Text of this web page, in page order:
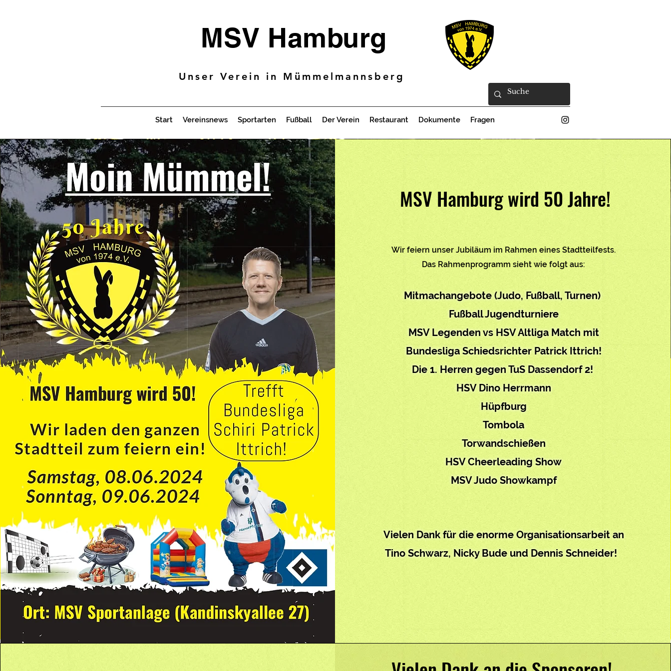
MSV Hamburg
Unser Verein in Mümmelmannsberg
Start Vereinsnews Sportarten Fußball Der Verein Restaurant Dokumente Fragen
MSV Hamburg wird 50 Jahre!
Wir feiern unser Jubiläum im Rahmen eines Stadtteilfests.
Das Rahmenprogramm sieht wie folgt aus:
Mitmachangebote (Judo, Fußball, Turnen)
Fußball Jugendturniere
MSV Legenden vs HSV Altliga Match mit
Bundesliga Schiedsrichter Patrick Ittrich!
Die 1. Herren gegen TuS Dassendorf 2!
HSV Dino Herrmann
Hüpfburg
Tombola
Torwandschießen
HSV Cheerleading Show
MSV Judo Showkampf
Vielen Dank für die enorme Organisationsarbeit an
Tino Schwarz, Nicky Bude und Dennis Schneider!